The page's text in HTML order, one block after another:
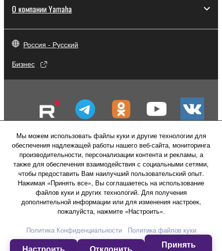
О компании Yamaha
Россия - Русский
Бизнес
Мы можем использовать файлы куки и другие технологии для
обеспечения надлежащей работы нашего веб-сайта, мониторинга
производительности, персонализации контента и рекламы, а
также для обеспечения взаимодействия с социальными сетями,
чтобы предоставить Вам наилучший пользовательский опыт.
Нажимая «Принять все», Вы соглашаетесь на использование
файлов куки и других технологий. Для получения
дополнительной информации или для изменения настроек,
пожалуйста, нажмите «Настроить».
Политика Конфиденциальности
Политика файлов куки
Настроить Отклонить
Принять
Свяжитесь с намиУсловия использования
Политика конфиденциальности
Политика в отношении файлов куки
© Yamaha Corporation.